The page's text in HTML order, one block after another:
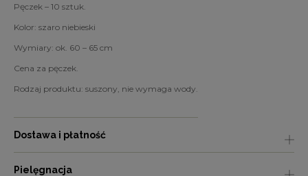
Pęczek – 10 sztuk.
Kolor: szaro niebieski
Wymiary: ok. 60 – 65 cm
Cena za pęczek.
Rodzaj produktu: suszony, nie wymaga wody.
Dostawa i płatność
Pielęgnacja